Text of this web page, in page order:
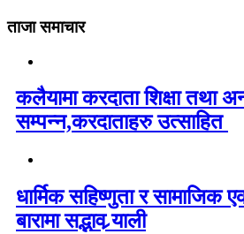
ताजा समाचार
कलैयामा करदाता शिक्षा तथा
सम्पन्न,करदाताहरु उत्साहित
धार्मिक सहिष्णुता र सामाजिक
बारामा सद्भाव र्‍याली